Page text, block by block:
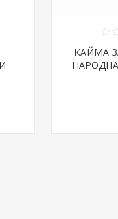
КАЙМА
НАРОДНА